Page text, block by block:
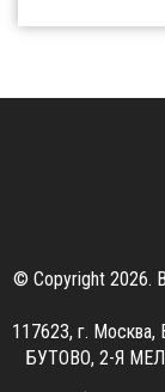
© Copyright 2026.
117623, г.
БУТОВО, 2-Я